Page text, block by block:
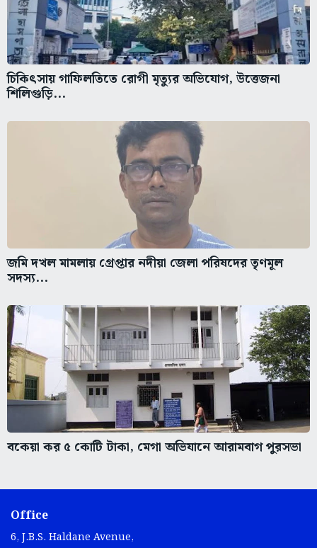
চিকিৎসায় গাফিলতিতে রোগী মৃত্যুর অভিযোগ, উত্তেজনা
শিলিগুড়ি...
জমি দখল মামলায় গ্রেপ্তার নদীয়া জেলা পরিষদের তৃণমূল
সদস্য...
বকেয়া কর ৫ কোটি টাকা, মেগা অভিযানে আরামবাগ পুরসভা
Office
6, J.B.S. Haldane Avenue,